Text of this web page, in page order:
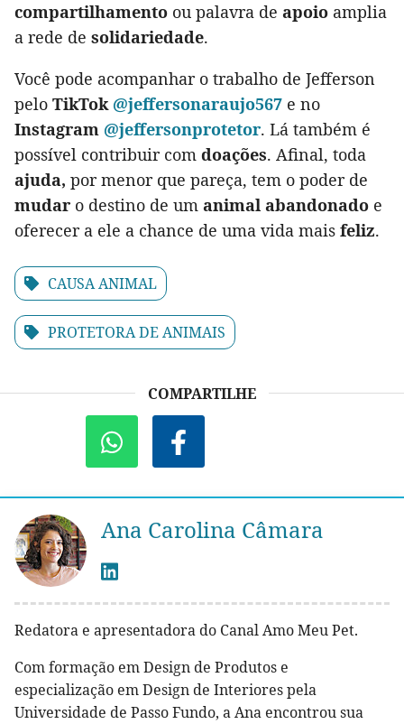
compartilhamento ou palavra de apoio amplia
a rede de solidariedade.
Você pode acompanhar o trabalho de Jefferson
pelo TikTok @jeffersonaraujo567 e no
Instagram @jeffersonprotetor. Lá também é
possível contribuir com doações. Afinal, toda
ajuda, por menor que pareça, tem o poder de
mudar o destino de um animal abandonado e
oferecer a ele a chance de uma vida mais feliz.
CAUSA ANIMAL
PROTETORA DE ANIMAIS
COMPARTILHE
Ana Carolina Câmara
Redatora e apresentadora do Canal Amo Meu Pet.
Com formação em Design de Produtos e
especialização em Design de Interiores pela
Universidade de Passo Fundo, a Ana encontrou sua